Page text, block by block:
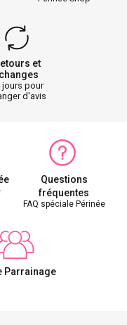
et
jours pour
d'avis
Questions
fréquentes
FAQ spéciale Périnée
Parrainage